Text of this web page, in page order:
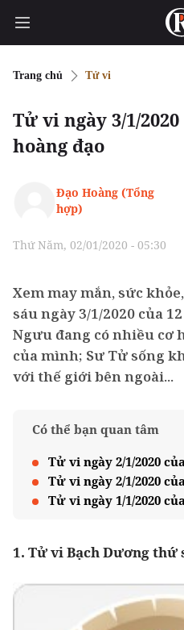
Trang chủ Tử vi
Tử vi ngày 3/1/
hoàng đạo
Đạo Hoàng (Tổng
hợp)
Thứ Năm, 02/01/2020 - 05:30
Xem may mắn, sức
sáu ngày 3/1/2020 của
Ngưu đang có nhiều cơ
của mình; Sư Tử sống
với thế giới bên ngoài...
Có thể bạn quan tâm
Tử vi ngày 2/1/2020
Tử vi ngày 2/1/2020
Tử vi ngày 1/1/2020
1. Tử vi Bạch Dương thứ